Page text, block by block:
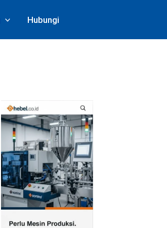
Hubungi